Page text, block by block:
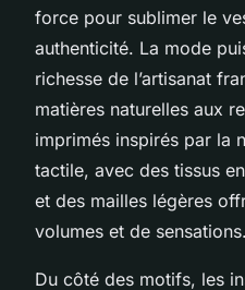
force pour sublimer le
authenticité. La mode
richesse de l’artisanat
matières naturelles aux
imprimés inspirés par la
tactile, avec des tissus
et des mailles légères
volumes et de sensations.
Du côté des motifs, les